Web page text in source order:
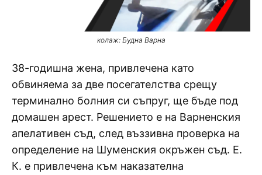
колаж: Будна Варна
38-годишна жена, привлечена като
обвиняема за две посегателства срещу
терминално болния си съпруг, ще бъде под
домашен арест. Решението е на Варненския
апелативен съд, след въззивна проверка на
определение на Шуменския окръжен съд. Е.
К. е привлечена към наказателна